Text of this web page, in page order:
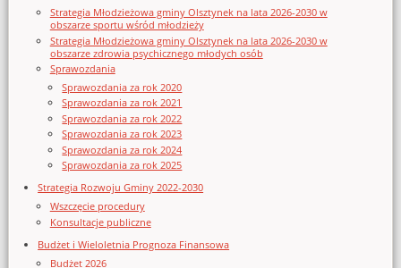
Strategia Młodzieżowa gminy Olsztynek na lata 2026-2030 w
obszarze sportu wśród młodzieży
Strategia Młodzieżowa gminy Olsztynek na lata 2026-2030 w
obszarze zdrowia psychicznego młodych osób
Sprawozdania
Sprawozdania za rok 2020
Sprawozdania za rok 2021
Sprawozdania za rok 2022
Sprawozdania za rok 2023
Sprawozdania za rok 2024
Sprawozdania za rok 2025
Strategia Rozwoju Gminy 2022-2030
Wszczęcie procedury
Konsultacje publiczne
Budżet i Wieloletnia Prognoza Finansowa
Budżet 2026